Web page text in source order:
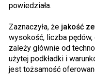
powiedziała.
Zaznaczyła, że jakość
wysokość, liczba pędów,
zależy głównie od
użytej podkładki i
jest tożsamość